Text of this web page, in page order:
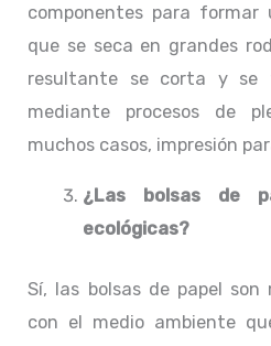
componentes para formar
que se seca en grandes
resultante se corta y se
mediante procesos de
muchos casos, impresión
¿Las bolsas de
ecológicas?
Sí, las bolsas de papel son
con el medio ambiente